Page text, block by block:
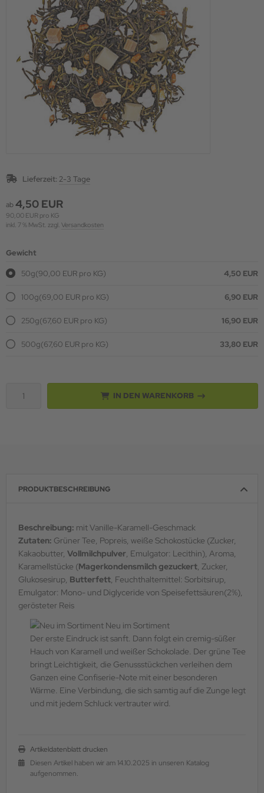
Lieferzeit: 2-3 Tage
ab4,50 EUR
90,00 EUR pro KG
inkl. 7 % MwSt. zzgl. Versandkosten
Gewicht
50g(90,00 EUR pro KG) 4,50 EUR
100g(69,00 EUR pro KG) 6,90 EUR
250g(67,60 EUR pro KG) 16,90 EUR
500g(67,60 EUR pro KG) 33,80 EUR
IN DEN WARENKORB
PRODUKTBESCHREIBUNG
Beschreibung: mit Vanille-Karamell-Geschmack
Zutaten: Grüner Tee, Popreis, weiße Schokostücke (Zucker,
Kakaobutter, Vollmilchpulver, Emulgator: Lecithin), Aroma,
Karamellstücke (Magerkondensmilch gezuckert, Zucker,
Glukosesirup, Butterfett, Feuchthaltemittel: Sorbitsirup,
Emulgator: Mono- und Diglyceride von Speisefettsäuren(2%),
gerösteter Reis
Neu im Sortiment
Der erste Eindruck ist sanft. Dann folgt ein cremig-süßer
Hauch von Karamell und weißer Schokolade. Der grüne Tee
bringt Leichtigkeit, die Genussstückchen verleihen dem
Ganzen eine Confiserie-Note mit einer besonderen
Wärme. Eine Verbindung, die sich samtig auf die Zunge legt
und mit jedem Schluck ­vertrauter wird.
Artikeldatenblatt drucken
Diesen Artikel haben wir am 14.10.2025 in unseren Katalog
aufgenommen.